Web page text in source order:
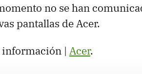
no se han
pantallas de Acer.
información | Acer.